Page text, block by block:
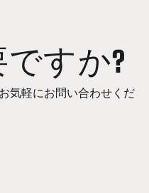
すか?
気軽にお問い合わせくだ